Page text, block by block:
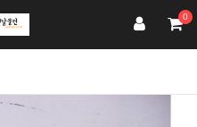
0